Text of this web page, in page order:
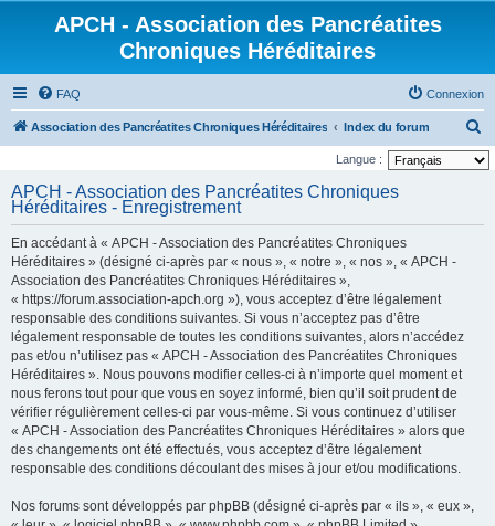
APCH - Association des Pancréatites
Chroniques Héréditaires
FAQ Connexion
Association des Pancréatites Chroniques Héréditaires Index du forum
e
Langue :
APCH - Association des Pancréatites Chroniques
Héréditaires - Enregistrement
En accédant à « APCH - Association des Pancréatites Chroniques
Héréditaires » (désigné ci-après par « nous », « notre », « nos », « APCH -
Association des Pancréatites Chroniques Héréditaires »,
« https://forum.association-apch.org »), vous acceptez d’être légalement
responsable des conditions suivantes. Si vous n’acceptez pas d’être
légalement responsable de toutes les conditions suivantes, alors n’accédez
pas et/ou n’utilisez pas « APCH - Association des Pancréatites Chroniques
Héréditaires ». Nous pouvons modifier celles-ci à n’importe quel moment et
nous ferons tout pour que vous en soyez informé, bien qu’il soit prudent de
vérifier régulièrement celles-ci par vous-même. Si vous continuez d’utiliser
« APCH - Association des Pancréatites Chroniques Héréditaires » alors que
des changements ont été effectués, vous acceptez d’être légalement
responsable des conditions découlant des mises à jour et/ou modifications.
Nos forums sont développés par phpBB (désigné ci-après par « ils », « eux »,